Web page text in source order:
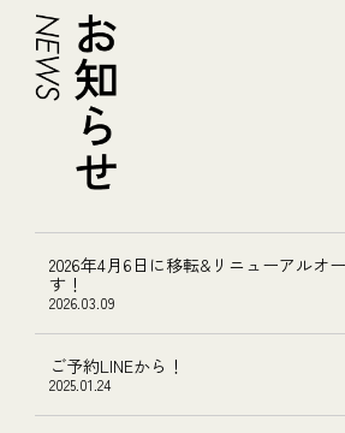
2026年4月6日に移転&リニューアルオ
す！
2026.03.09
ご予約LINEから！
2025.01.24